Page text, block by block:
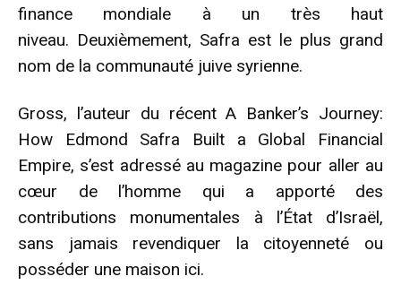
finance mondiale à un très haut
niveau. Deuxièmement, Safra est le plus grand
nom de la communauté juive syrienne.
Gross, l’auteur du récent A Banker’s Journey:
How Edmond Safra Built a Global Financial
Empire, s’est adressé au magazine pour aller au
cœur de l’homme qui a apporté des
contributions monumentales à l’État d’Israël,
sans jamais revendiquer la citoyenneté ou
posséder une maison ici.